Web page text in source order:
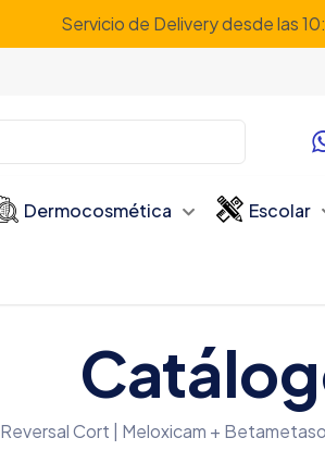
Servicio de Delivery desde las
Dermocosmética Escolar
Reversal Cort | Meloxicam +